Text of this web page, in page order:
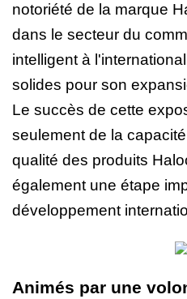
notoriété de la marque
dans le secteur du
intelligent à
solides pour son
Le succès de cette
seulement de la
qualité des produits
également une étape
développement
Animés par une